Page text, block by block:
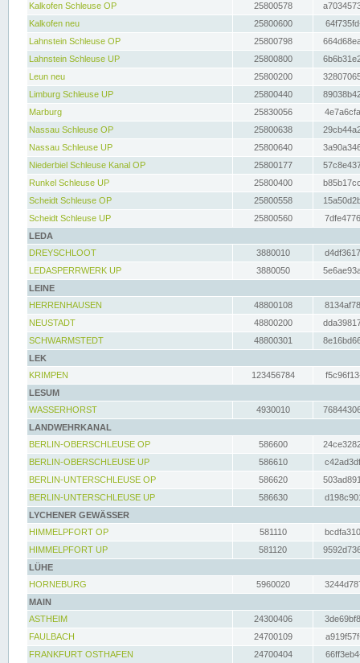
Kalkofen Schleuse OP
25800578
Kalkofen neu
25800600
Lahnstein Schleuse OP
25800798
Lahnstein Schleuse UP
25800800
Leun neu
25800200
Limburg Schleuse UP
25800440
Marburg
25830056
Nassau Schleuse OP
25800638
Nassau Schleuse UP
25800640
Niederbiel Schleuse Kanal OP
25800177
Runkel Schleuse UP
25800400
Scheidt Schleuse OP
25800558
Scheidt Schleuse UP
25800560
LEDA
DREYSCHLOOT
3880010
LEDASPERRWERK UP
3880050
LEINE
HERRENHAUSEN
48800108
NEUSTADT
48800200
SCHWARMSTEDT
48800301
LEK
KRIMPEN
123456784
LESUM
WASSERHORST
4930010
LANDWEHRKANAL
BERLIN-OBERSCHLEUSE OP
586600
BERLIN-OBERSCHLEUSE UP
586610
BERLIN-UNTERSCHLEUSE OP
586620
BERLIN-UNTERSCHLEUSE UP
586630
LYCHENER GEWÄSSER
HIMMELPFORT OP
581110
HIMMELPFORT UP
581120
LÜHE
HORNEBURG
5960020
MAIN
ASTHEIM
24300406
FAULBACH
24700109
FRANKFURT OSTHAFEN
24700404